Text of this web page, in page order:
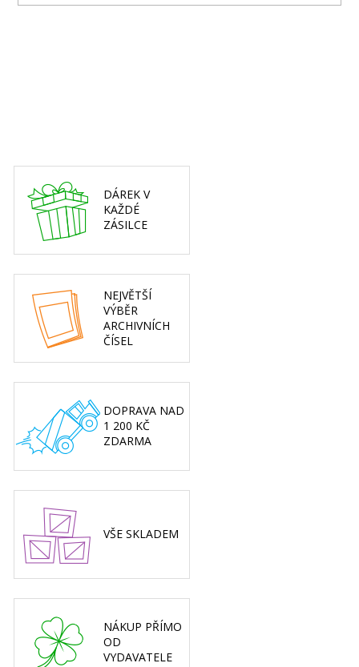
DÁREK V
KAŽDÉ
ZÁSILCE
NEJVĚTŠÍ
VÝBĚR
ARCHIVNÍCH
ČÍSEL
DOPRAVA NAD
1 200 KČ
ZDARMA
VŠE SKLADEM
NÁKUP PŘÍMO
OD
VYDAVATELE